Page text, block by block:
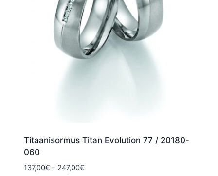
Titaanisormus Titan Evolution 77 / 20180-
060
137,00€ – 247,00€Hintaluokka: